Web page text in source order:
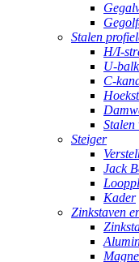
Stalen
H/I-
U-balk
C-
Stalen
Steiger
Jack
Kader
Zinkstaven